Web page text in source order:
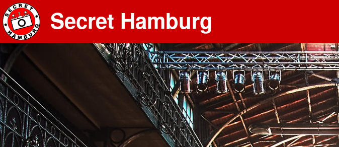
Secret Hamburg